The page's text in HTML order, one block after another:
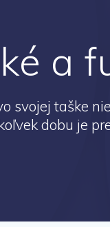
a
svojej taške
dobu je